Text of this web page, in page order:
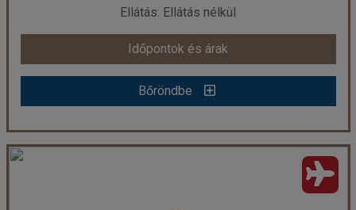
Időpontok és árak
Bőröndbe
Ellátás: Ellátás nélkül
Időpontok és árak
Bőröndbe
Galini Stúdiók, repülővel